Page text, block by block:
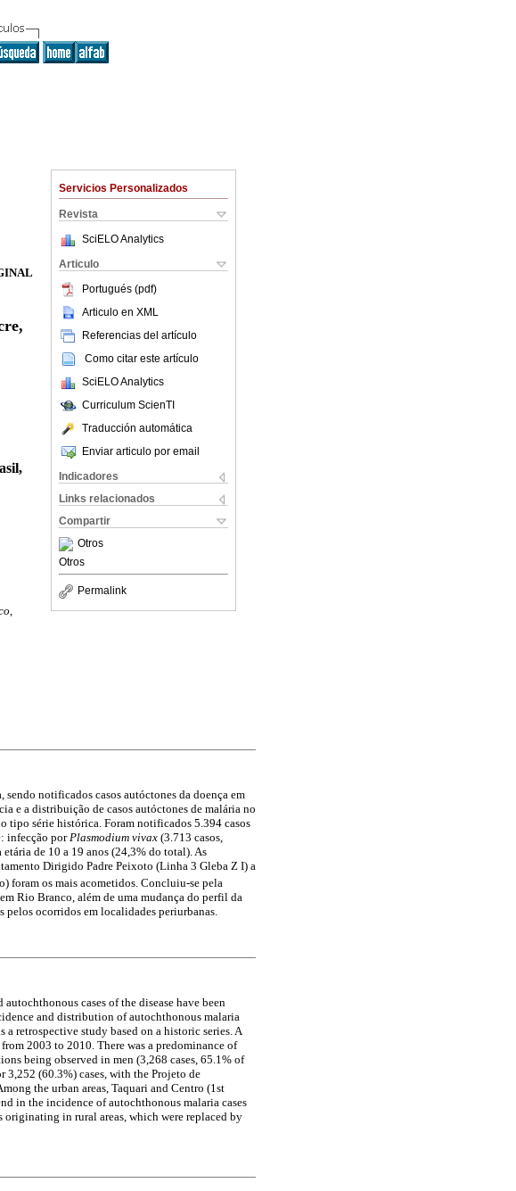
Servicios Personalizados
Revista
SciELO Analytics
Articulo
Portugués (pdf)
Articulo en XML
Referencias del artículo
Como citar este artículo
SciELO Analytics
Curriculum ScienTI
Traducción automática
Enviar articulo por email
Indicadores
Links relacionados
Compartir
Otros
Otros
Permalink
notificados casos autóctones da doença em
e a distribuição de casos autóctones de malária no
tipo série histórica. Foram notificados 5.394 casos
infecção porPlasmodium vivax (3.713 casos,
de 10 a 19 anos (24,3% do total). As
Dirigido Padre Peixoto (Linha 3 Gleba Z I) a
foram os mais acometidos. Concluiu-se pela
Rio Branco, além de uma mudança do perfil da
pelos ocorridos em localidades periurbanas.
cases of the disease have been
and distribution of autochthonous malaria
retrospective study based on a historic series. A
2003 to 2010. There was a predominance of
being observed in men (3,268 cases, 65.1% of
3,252 (60.3%) cases, with the Projeto de
the urban areas, Taquari and Centro (1st
in the incidence of autochthonous malaria cases
in rural areas, which were replaced by